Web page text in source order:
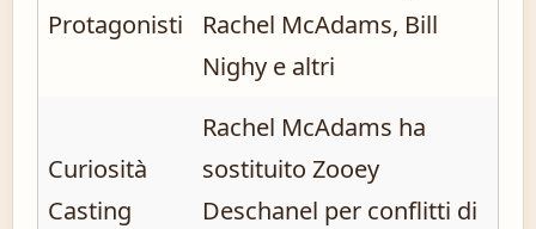
Protagonisti
Rachel McAdams, Bill
Nighy e altri
Curiosità
Casting
Rachel McAdams ha
sostituito Zooey
Deschanel per conflitti di